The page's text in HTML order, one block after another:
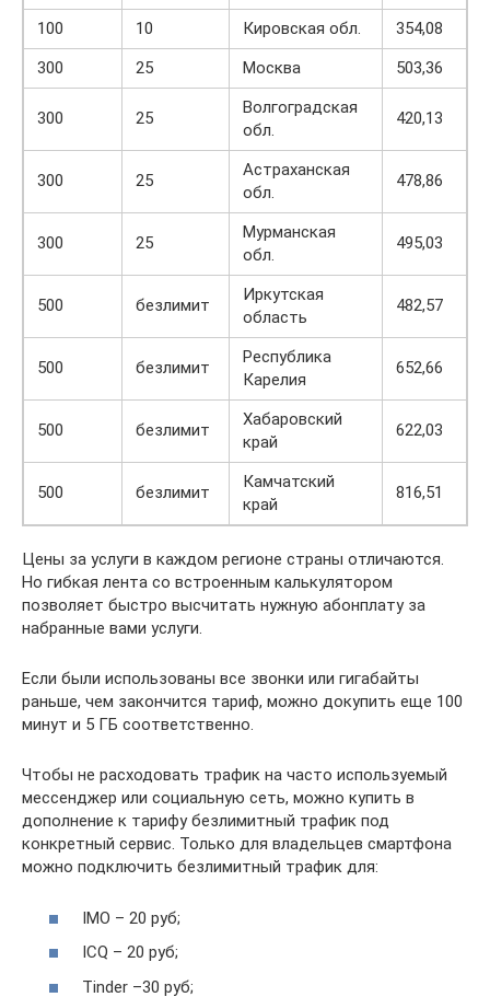
100 10 Кировская обл.
354,08
300
25 Москва 503,36
300 25
Волгоградская
обл.
420,13
300 25
Астраханская
обл.
478,86
300 25
Мурманская
обл.
495,03
500 безлимит
Иркутская
область
482,57
500 безлимит
Республика
Карелия
652,66
500 безлимит
Хабаровский
край
622,03
500 безлимит
Камчатский
край
816,51
Цены за услуги в каждом регионе страны отличаются.
Но гибкая лента со встроенным калькулятором
позволяет быстро высчитать нужную абонплату за
набранные вами услуги.
Если были использованы все звонки или гигабайты
раньше, чем закончится тариф, можно докупить еще 100
минут и 5 ГБ соответственно.
Чтобы не расходовать трафик на часто используемый
мессенджер или социальную сеть, можно купить в
дополнение к тарифу безлимитный трафик под
конкретный сервис. Только для владельцев смартфона
можно подключить безлимитный трафик для:
IMO – 20 руб;
ICQ – 20 руб;
Tinder –30 руб;